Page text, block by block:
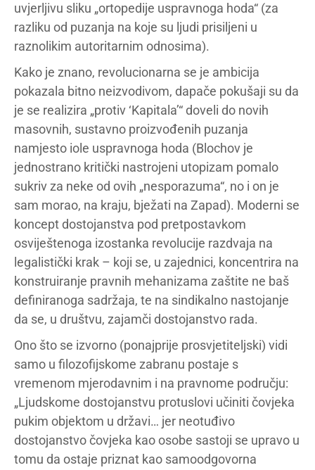
uvjerljivu sliku „ortopedije uspravnoga hoda“ (za
razliku od puzanja na koje su ljudi prisiljeni u
raznolikim autoritarnim odnosima).
Kako je znano, revolucionarna se je ambicija
pokazala bitno neizvodivom, dapače pokušaji su da
je se realizira „protiv ‘Kapitala’“ doveli do novih
masovnih, sustavno proizvođenih puzanja
namjesto iole uspravnoga hoda (Blochov je
jednostrano kritički nastrojeni utopizam pomalo
sukriv za neke od ovih „nesporazuma“, no i on je
sam morao, na kraju, bježati na Zapad). Moderni se
koncept dostojanstva pod pretpostavkom
osviještenoga izostanka revolucije razdvaja na
legalistički krak – koji se, u zajednici, koncentrira na
konstruiranje pravnih mehanizama zaštite ne baš
definiranoga sadržaja, te na sindikalno nastojanje
da se, u društvu, zajamči dostojanstvo rada.
Ono što se izvorno (ponajprije prosvjetiteljski) vidi
samo u filozofijskome zabranu postaje s
vremenom mjerodavnim i na pravnome području:
„Ljudskome dostojanstvu protuslovi učiniti čovjeka
pukim objektom u državi… jer neotuđivo
dostojanstvo čovjeka kao osobe sastoji se upravo u
tomu da ostaje priznat kao samoodgovorna